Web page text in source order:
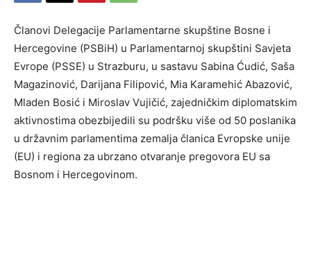
Članovi Delegacije Parlamentarne skupštine Bosne i
Hercegovine (PSBiH) u Parlamentarnoj skupštini Savjeta
Evrope (PSSE) u Strazburu, u sastavu Sabina Ćudić, Saša
Magazinović, Darijana Filipović, Mia Karamehić Abazović,
Mladen Bosić i Miroslav Vujičić, zajedničkim diplomatskim
aktivnostima obezbijedili su podršku više od 50 poslanika
u državnim parlamentima zemalja članica Evropske unije
(EU) i regiona za ubrzano otvaranje pregovora EU sa
Bosnom i Hercegovinom.